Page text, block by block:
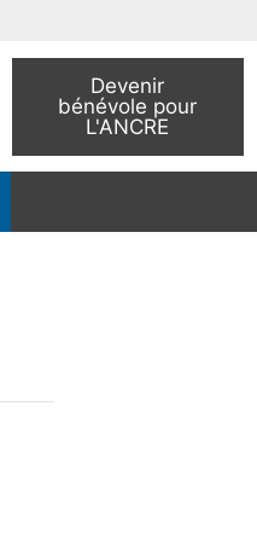
Devenir
bénévole pour
L'ANCRE